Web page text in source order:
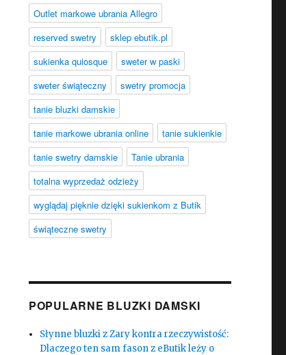
Outlet markowe ubrania Allegro
reserved swetry
sklep ebutik.pl
sukienka quiosque
sweter w paski
sweter świąteczny
swetry promocja
tanie bluzki damskie
tanie markowe ubrania online
tanie sukienkie
tanie swetry damskie
Tanie ubrania
totalna wyprzedaż odzieży
wyglądaj pięknie dzięki sukienkom z Butik
świąteczne swetry
POPULARNE BLUZKI DAMSKI
Słynne bluzki z Zary kontra rzeczywistość:
Dlaczego ten sam fason z eButik leży o